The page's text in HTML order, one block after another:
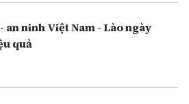
an ninh Việt Nam - Lào ngày
quả